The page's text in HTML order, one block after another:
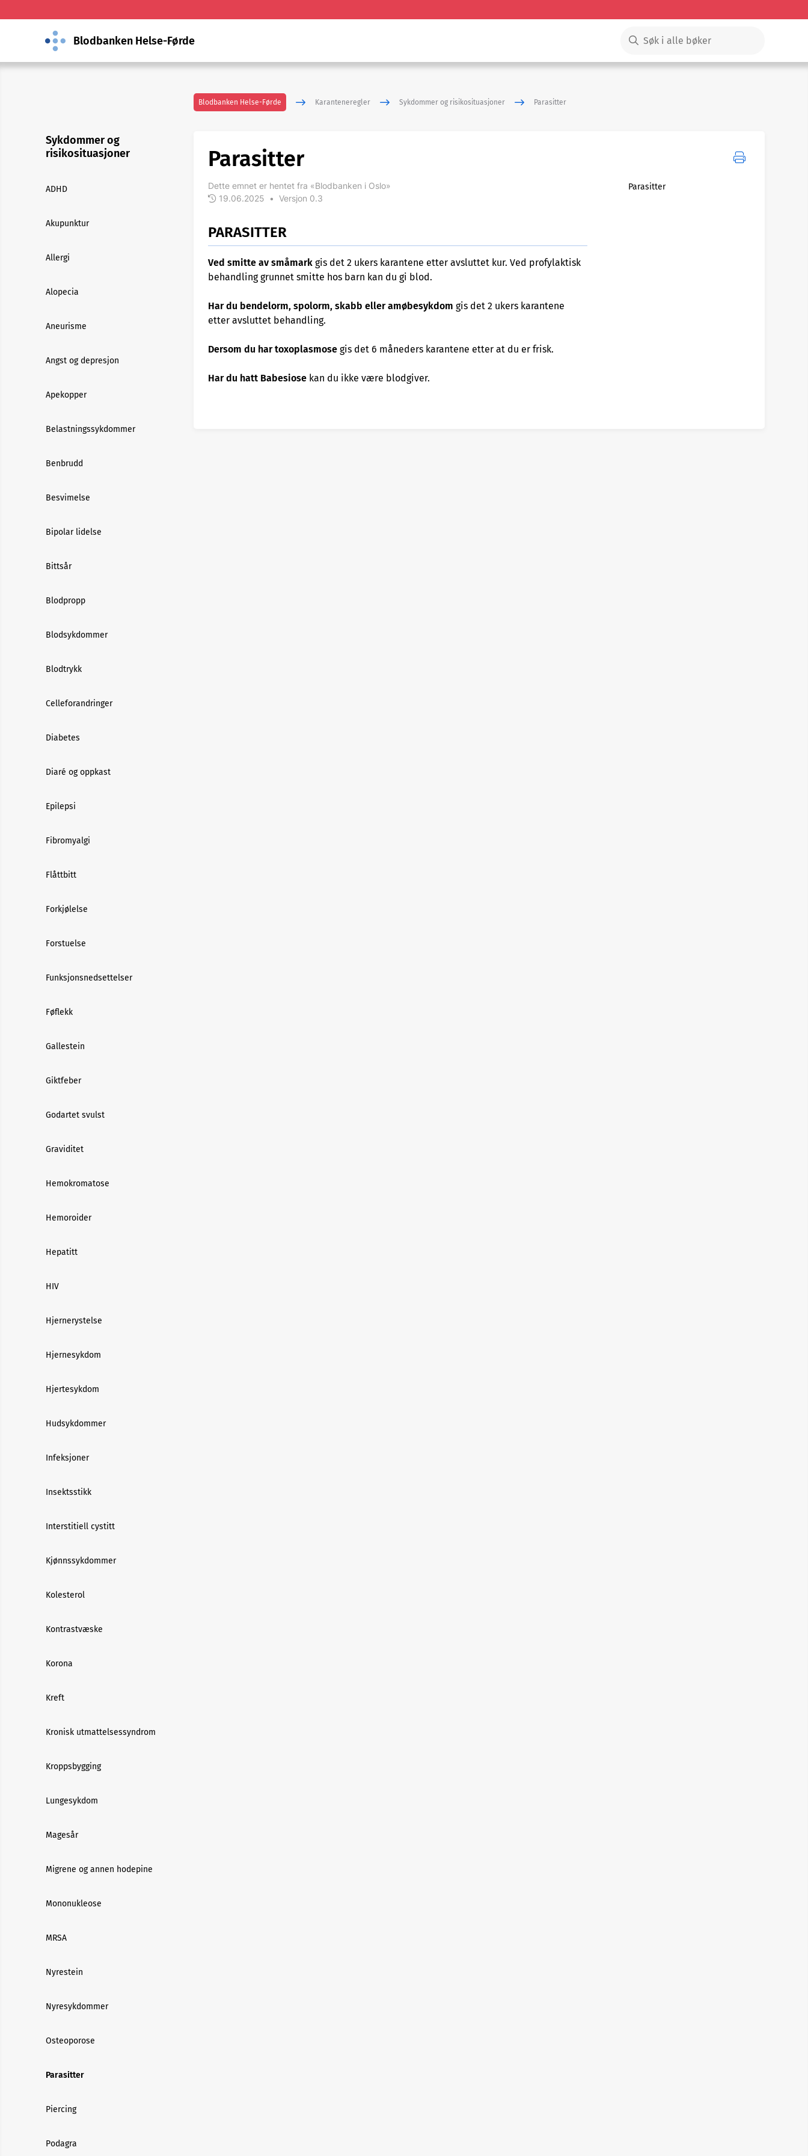
Blodbanken Helse-Førde
Blodbanken Helse-Førde Karanteneregler Sykdommer og risikosituasjoner Parasitter
Sykdommer og
risikosituasjoner
ADHD
Akupunktur
Allergi
Alopecia
Aneurisme
Angst og depresjon
Apekopper
Belastningssykdommer
Benbrudd
Besvimelse
Bipolar lidelse
Bittsår
Blodpropp
Blodsykdommer
Blodtrykk
Celleforandringer
Diabetes
Diaré og oppkast
Epilepsi
Fibromyalgi
Flåttbitt
Forkjølelse
Forstuelse
Funksjonsnedsettelser
Føflekk
Gallestein
Giktfeber
Godartet svulst
Graviditet
Hemokromatose
Hemoroider
Hepatitt
HIV
Hjernerystelse
Hjernesykdom
Hjertesykdom
Hudsykdommer
Infeksjoner
Insektsstikk
Interstitiell cystitt
Kjønnssykdommer
Kolesterol
Kontrastvæske
Korona
Kreft
Kronisk utmattelsessyndrom
Kroppsbygging
Lungesykdom
Magesår
Migrene og annen hodepine
Mononukleose
MRSA
Nyrestein
Nyresykdommer
Osteoporose
Parasitter
Piercing
Podagra
Parasitter
Dette emnet er hentet fra «Blodbanken i Oslo»
19.06.2025
• Versjon 0.3
PARASITTER
Ved smitte av småmark gis det 2 ukers karantene etter avsluttet kur. Ved profylaktisk
behandling grunnet smitte hos barn kan du gi blod.
Har du bendelorm, spolorm, skabb eller amøbesykdom gis det 2 ukers karantene
etter avsluttet behandling.
Dersom du har toxoplasmose gis det 6 måneders karantene etter at du er frisk.
Har du hatt Babesiose kan du ikke være blodgiver.
Parasitter